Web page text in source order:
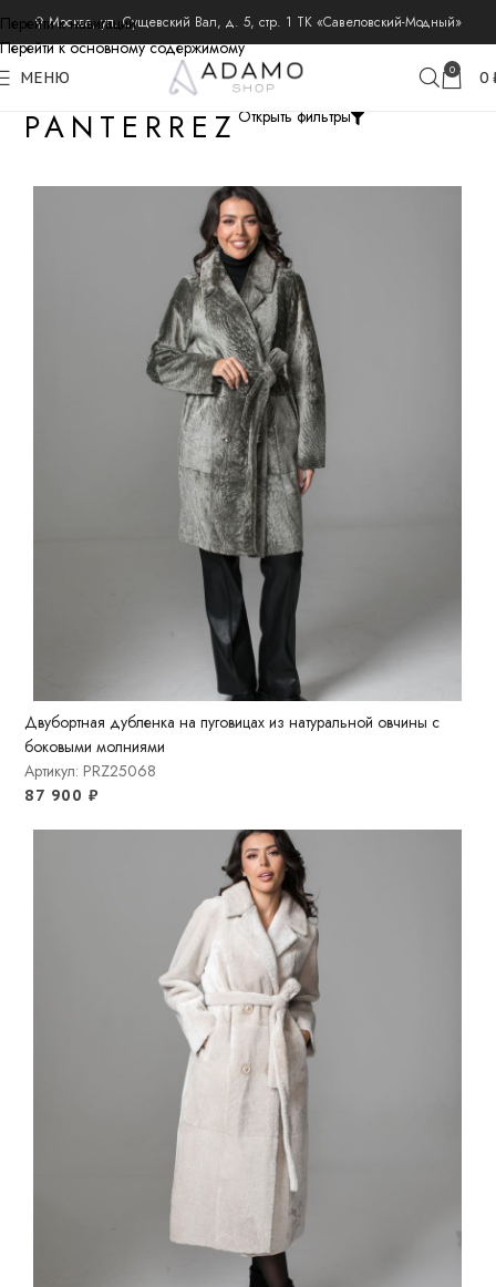
Перейти к навигации
Перейти к основному содержимому
⚲ Москва, ул. Сущевский Вал, д. 5, стр. 1 ТК «Савеловский-Модный»
МЕНЮ 0 0
PANTERREZОткрыть фильтры
Двубортная дубленка на пуговицах из натуральной овчины с
боковыми молниями
Артикул: PRZ25068
87 900 ₽